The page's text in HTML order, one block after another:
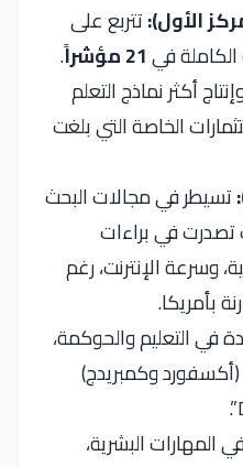
تتربع على
في21 مؤشراً
.
أكثر نماذج التعلم
الخاصة التي بلغت
تسيطر في مجالات البحث
تصدرت في براءات
وسرعة الإنترنت، رغم
بأمريكا.
في التعليم والحوكمة،
وكمبريدج)
المهارات البشرية،